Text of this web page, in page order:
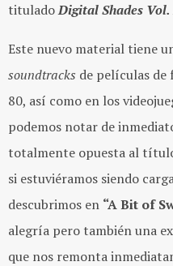
tituladoDigital Shades
Este nuevo material tiene
soundtracks de películas de
80, así como en los
podemos notar de
totalmente opuesta al
si estuviéramos siendo
descubrimos en “A Bit of
alegría pero también una
que nos remonta